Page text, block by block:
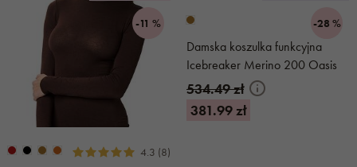
-11 %
4.3 (8)
-28 %
Damska koszulka funkcyjna
Icebreaker Merino 200 Oasis
Flock Forms
534.49 zł
381.99 zł